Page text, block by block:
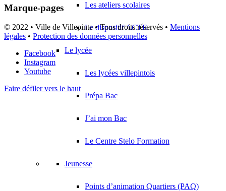
Les ateliers scolaires
Le dispositif ACTE
Le lycée
Les lycées villepintois
Prépa Bac
J’ai mon Bac
Le Centre Stelo Formation
Jeunesse
Points d’animation Quartiers (PAQ)
Marque-pages
© 2022 • Ville de Villepinte • Tous droits réservés • Mentions
légales • Protection des données personnelles
Facebook
Instagram
Youtube
Faire défiler vers le haut